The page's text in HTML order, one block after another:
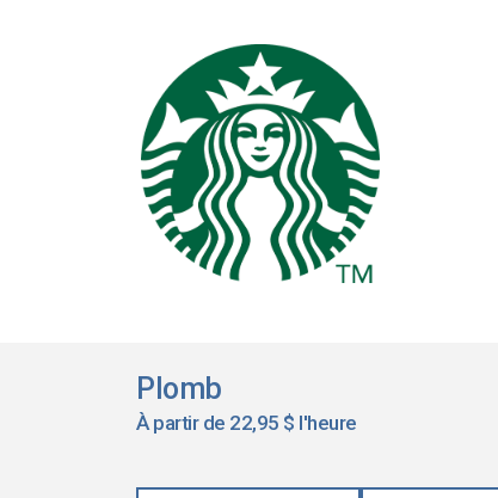
Plomb
À partir de 22,95 $ l'heure